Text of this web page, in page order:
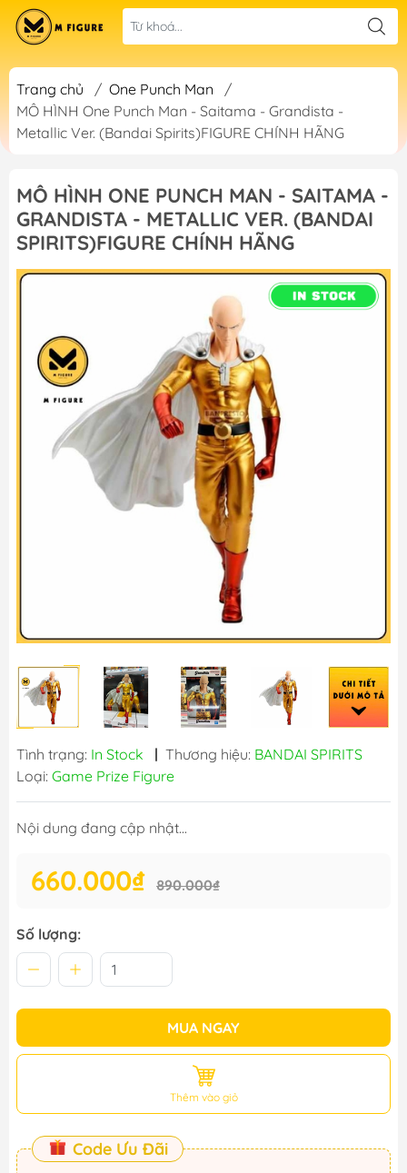
Trang chủ / One Punch Man
/
MÔ HÌNH One Punch Man - Saitama - Grandista -
Metallic Ver. (Bandai Spirits)FIGURE CHÍNH HÃNG
MÔ HÌNH ONE PUNCH MAN - SAITAMA -
GRANDISTA - METALLIC VER. (BANDAI
SPIRITS)FIGURE CHÍNH HÃNG
Tình trạng: In Stock | Thương hiệu: BANDAI SPIRITS
Loại: Game Prize Figure
Nội dung đang cập nhật...
660.000₫ 890.000₫
Số lượng:
MUA NGAY
Thêm vào giỏ
Code Ưu Đãi